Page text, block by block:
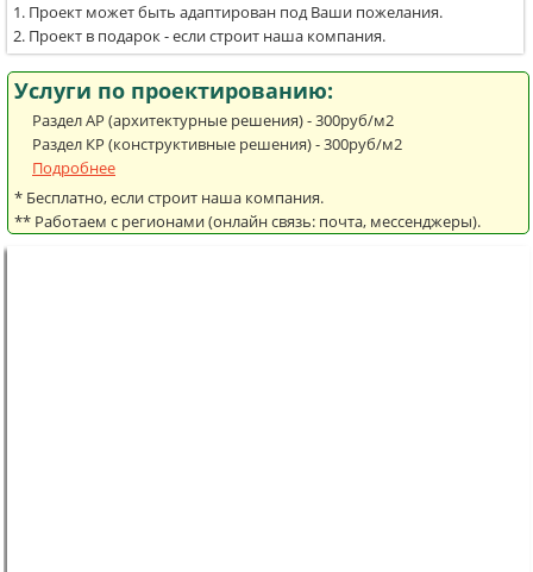
Проект может быть адаптирован под Ваши пожелания.
Проект в подарок - если строит наша компания.
Услуги по проектированию:
Раздел АР (архитектурные решения) - 300руб/м2
Раздел КР (конструктивные решения) - 300руб/м2
Подробнее
* Бесплатно, если строит наша компания.
** Работаем с регионами (онлайн связь: почта, мессенджеры).